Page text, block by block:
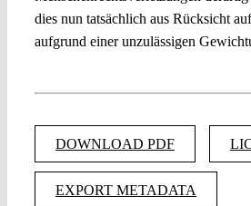
dies nun tatsächlich aus Rücksicht
aufgrund einer unzulässigen
DOWNLOAD PDF
EXPORT METADATA